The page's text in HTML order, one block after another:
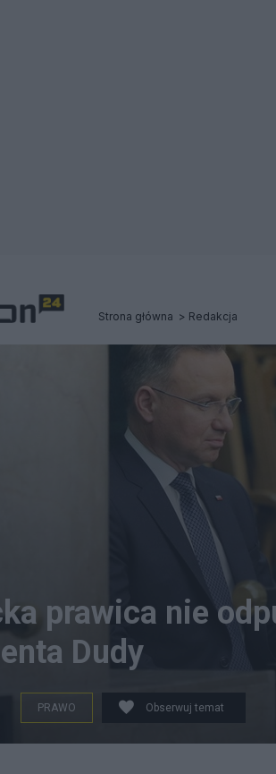
Strona główna Redakcja
prawica nie
Dudy
PRAWO Obserwuj temat